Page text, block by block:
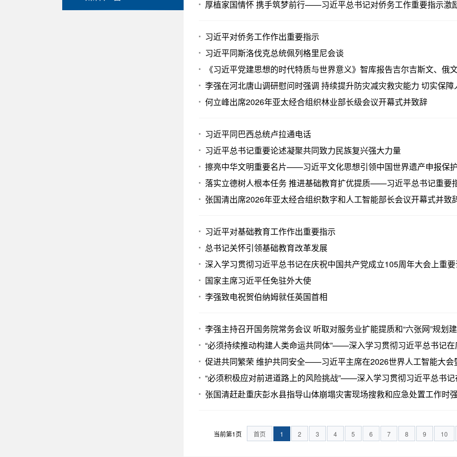
厚植家国情怀 携手筑梦前行——习近平总书记对侨务工作重要指示激
习近平对侨务工作作出重要指示
习近平同斯洛伐克总统佩列格里尼会谈
《习近平党建思想的时代特质与世界意义》智库报告吉尔吉斯文、俄
李强在河北唐山调研慰问时强调 持续提升防灾减灾救灾能力 切实保
何立峰出席2026年亚太经合组织林业部长级会议开幕式并致辞
习近平同巴西总统卢拉通电话
习近平总书记重要论述凝聚共同致力民族复兴强大力量
擦亮中华文明重要名片——习近平文化思想引领中国世界遗产申报保
落实立德树人根本任务 推进基础教育扩优提质——习近平总书记重要
张国清出席2026年亚太经合组织数字和人工智能部长会议开幕式并致
习近平对基础教育工作作出重要指示
总书记关怀引领基础教育改革发展
深入学习贯彻习近平总书记在庆祝中国共产党成立105周年大会上重
国家主席习近平任免驻外大使
李强致电祝贺伯纳姆就任英国首相
李强主持召开国务院常务会议 听取对服务业扩能提质和“六张网”规划
“必须持续推动构建人类命运共同体”——深入学习贯彻习近平总书记
促进共同繁荣 维护共同安全——习近平主席在2026世界人工智能大会
“必须积极应对前进道路上的风险挑战”——深入学习贯彻习近平总书
张国清赶赴重庆彭水县指导山体崩塌灾害现场搜救和应急处置工作时
当前第1页 首页 1 2 3 4 5 6 7 8 9 10